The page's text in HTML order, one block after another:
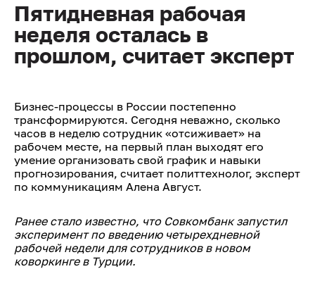
Пятидневная рабочая
неделя осталась в
прошлом, считает эксперт
Бизнес-процессы в России постепенно
трансформируются. Сегодня неважно, сколько
часов в неделю сотрудник «отсиживает» на
рабочем месте, на первый план выходят его
умение организовать свой график и навыки
прогнозирования, считает политтехнолог, эксперт
по коммуникациям Алена Август.
Ранее стало известно, что Совкомбанк запустил
эксперимент по введению четырехдневной
рабочей недели для сотрудников в новом
коворкинге в Турции.